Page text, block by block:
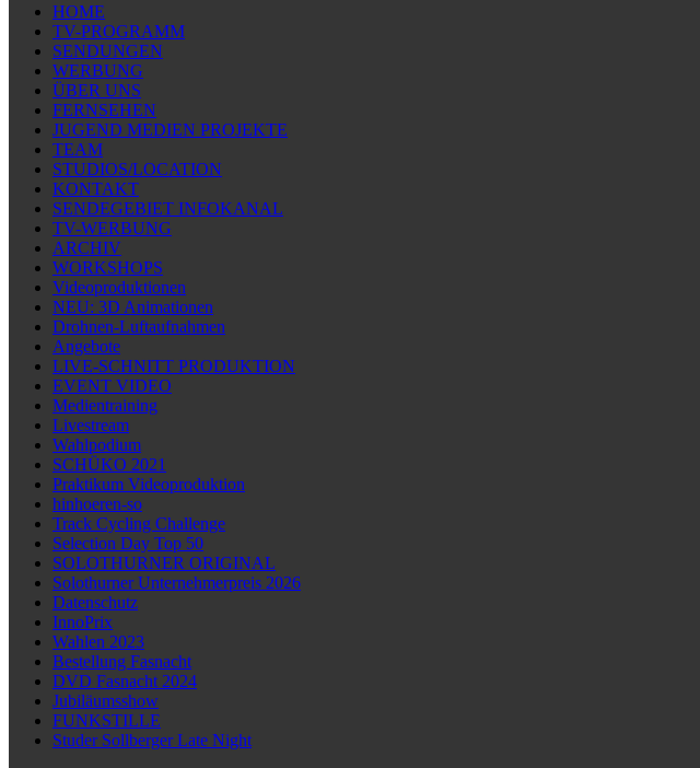
HOME
TV-PROGRAMM
SENDUNGEN
WERBUNG
ÜBER UNS
FERNSEHEN
JUGEND MEDIEN PROJEKTE
TEAM
STUDIOS/LOCATION
KONTAKT
SENDEGEBIET INFOKANAL
TV-WERBUNG
ARCHIV
WORKSHOPS
Videoproduktionen
NEU: 3D Animationen
Drohnen-Luftaufnahmen
Angebote
LIVE-SCHNITT PRODUKTION
EVENT VIDEO
Medientraining
Livestream
Wahlpodium
SCHÜKO 2021
Praktikum Videoproduktion
hinhoeren-so
Track Cycling Challenge
Selection Day Top 50
SOLOTHURNER ORIGINAL
Solothurner Unternehmerpreis 2026
Datenschutz
InnoPrix
Wahlen 2023
Bestellung Fasnacht
DVD Fasnacht 2024
Jubiläumsshow
FUNKSTILLE
Studer Sollberger Late Night